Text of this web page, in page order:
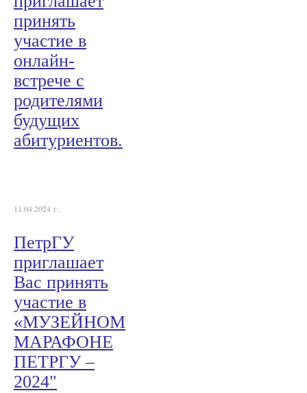
принять
участие в
онлайн-
встрече с
родителями
будущих
абитуриентов.
11.04.2024 г.
ПетрГУ
приглашает
Вас принять
участие в
«МУЗЕЙНОМ
МАРАФОНЕ
ПЕТРГУ –
2024"